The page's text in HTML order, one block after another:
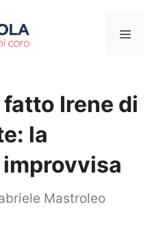
Menu
Irene di
la
Mastroleo